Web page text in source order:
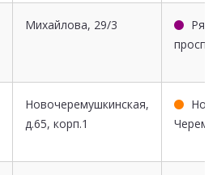
Михайлова, 29/3
Новочеремушкинская,
д.65, корп.1